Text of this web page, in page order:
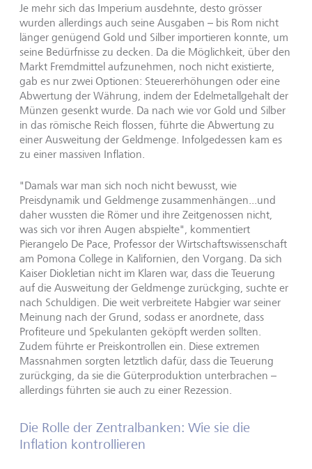
Je mehr sich das Imperium ausdehnte, desto grösser
wurden allerdings auch seine Ausgaben – bis Rom nicht
länger genügend Gold und Silber importieren konnte, um
seine Bedürfnisse zu decken. Da die Möglichkeit, über den
Markt Fremdmittel aufzunehmen, noch nicht existierte,
gab es nur zwei Optionen: Steuererhöhungen oder eine
Abwertung der Währung, indem der Edelmetallgehalt der
Münzen gesenkt wurde. Da nach wie vor Gold und Silber
in das römische Reich flossen, führte die Abwertung zu
einer Ausweitung der Geldmenge. Infolgedessen kam es
zu einer massiven Inflation.
"Damals war man sich noch nicht bewusst, wie
Preisdynamik und Geldmenge zusammenhängen...und
daher wussten die Römer und ihre Zeitgenossen nicht,
was sich vor ihren Augen abspielte", kommentiert
Pierangelo De Pace, Professor der Wirtschaftswissenschaft
am Pomona College in Kalifornien, den Vorgang. Da sich
Kaiser Diokletian nicht im Klaren war, dass die Teuerung
auf die Ausweitung der Geldmenge zurückging, suchte er
nach Schuldigen. Die weit verbreitete Habgier war seiner
Meinung nach der Grund, sodass er anordnete, dass
Profiteure und Spekulanten geköpft werden sollten.
Zudem führte er Preiskontrollen ein. Diese extremen
Massnahmen sorgten letztlich dafür, dass die Teuerung
zurückging, da sie die Güterproduktion unterbrachen –
allerdings führten sie auch zu einer Rezession.
Die Rolle der Zentralbanken: Wie sie die
Inflation kontrollieren